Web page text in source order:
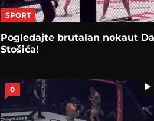
SPORT
Pogledajte brutalan nokaut
Stošića!
0